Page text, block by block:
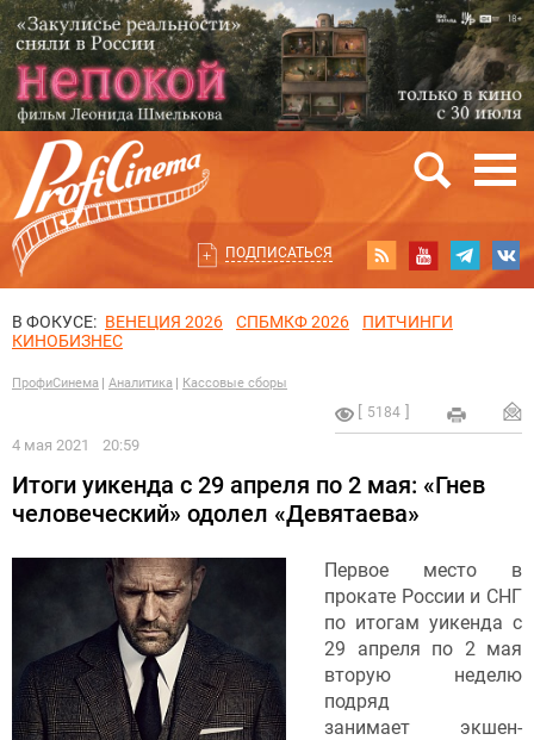
ПОДПИСАТЬСЯ
В ФОКУСЕ: ВЕНЕЦИЯ 2026 СПБМКФ 2026
ПИТЧИНГИ
КИНОБИЗНЕС
ПрофиСинема Аналитика Кассовые сборы
5184
4 мая 2021 20:59
Итоги уикенда с 29 апреля по 2 мая: «Гнев
человеческий» одолел «Девятаева»
Первое место в
прокате России и СНГ
по итогам уикенда с
29 апреля по 2 мая
вторую неделю
подряд
занимает экшен-